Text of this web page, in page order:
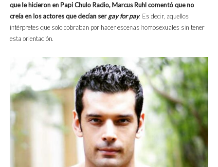
que le hicieron en Papi Chulo Radio, Marcus Ruhlcomentó que no
creía en los actores que decían sergay for pay. Es decir, aquellos
intérpretes que solo cobraban por hacer escenas homosexuales sin tener
esta orientación.